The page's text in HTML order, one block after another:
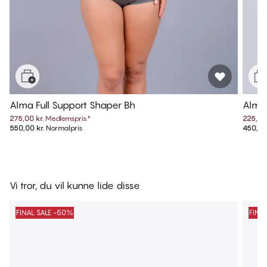
Alma Full Support Shaper Bh
275,00 kr. Medlemspris*
550,00 kr. Normalpris
Vi tror, du vil kunne lide disse
FINAL SALE -50%